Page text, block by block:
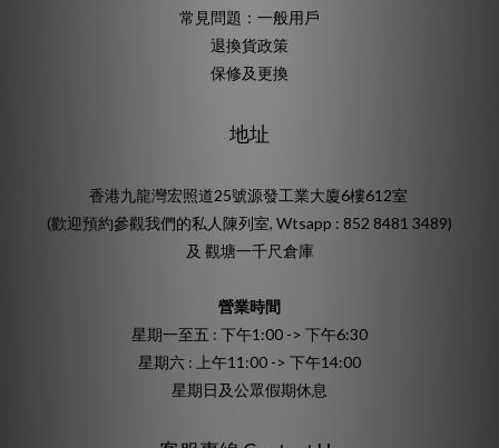
常見問題：一般用戶
退換貨政策
保修及更換
地址
香港九龍灣宏照道25號源發工業大廈6樓612室
(歡迎預約參觀我們的私人陳列室, Wtsapp : 852 8481 3489)
及 觀塘一千尺倉庫
營業時間
星期一至五 : 下午1:00 -> 下午6:30
星期六 : 上午11:00 -> 下午14:00
星期日及公眾假期休息